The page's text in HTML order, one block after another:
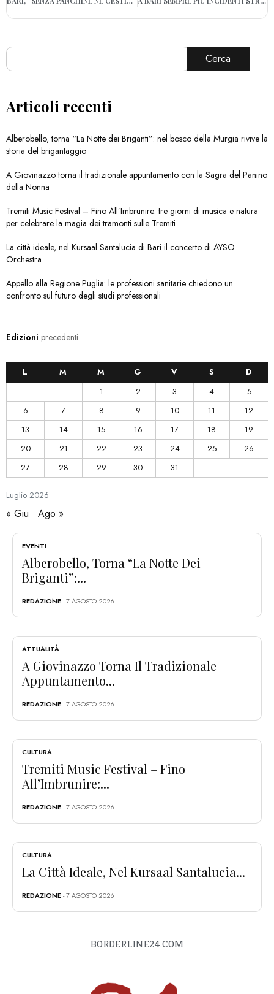
Cerca
Articoli recenti
Alberobello, torna “La Notte dei Briganti”: nel bosco della Murgia rivive la
storia del brigantaggio
A Giovinazzo torna il tradizionale appuntamento con la Sagra del Panino
della Nonna
Tremiti Music Festival – Fino All’Imbrunire: tre giorni di musica e natura
per celebrare la magia dei tramonti sulle Tremiti
La città ideale, nel Kursaal Santalucia di Bari il concerto di AYSO
Orchestra
Appello alla Regione Puglia: le professioni sanitarie chiedono un
confronto sul futuro degli studi professionali
Edizioni precedenti
Luglio 2026
L M M G V S
D
1
2 3 4
5
6
7 8 9 10 11
12
13
14 15 16 17 18
19
20
21 22 23 24 25
26
27
28 29 30 31
« Giu Ago »
EVENTI
Alberobello, Torna “La Notte Dei
Briganti”:...
REDAZIONE- 7 AGOSTO 2026
ATTUALITÀ
A Giovinazzo Torna Il Tradizionale
Appuntamento...
REDAZIONE- 7 AGOSTO 2026
CULTURA
Tremiti Music Festival – Fino
All’Imbrunire:...
REDAZIONE- 7 AGOSTO 2026
CULTURA
La Città Ideale, Nel Kursaal Santalucia...
REDAZIONE- 7 AGOSTO 2026
BORDERLINE24.COM